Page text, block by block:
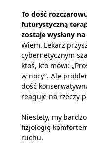
To dość
futurystyczną
zostaje wysłany na
Wiem. Lekarz
cybernetycznym
ktoś, kto mówi:
w nocy”. Ale
dość
reaguje na rzeczy
Niestety, my
fizjologię
ruchu.